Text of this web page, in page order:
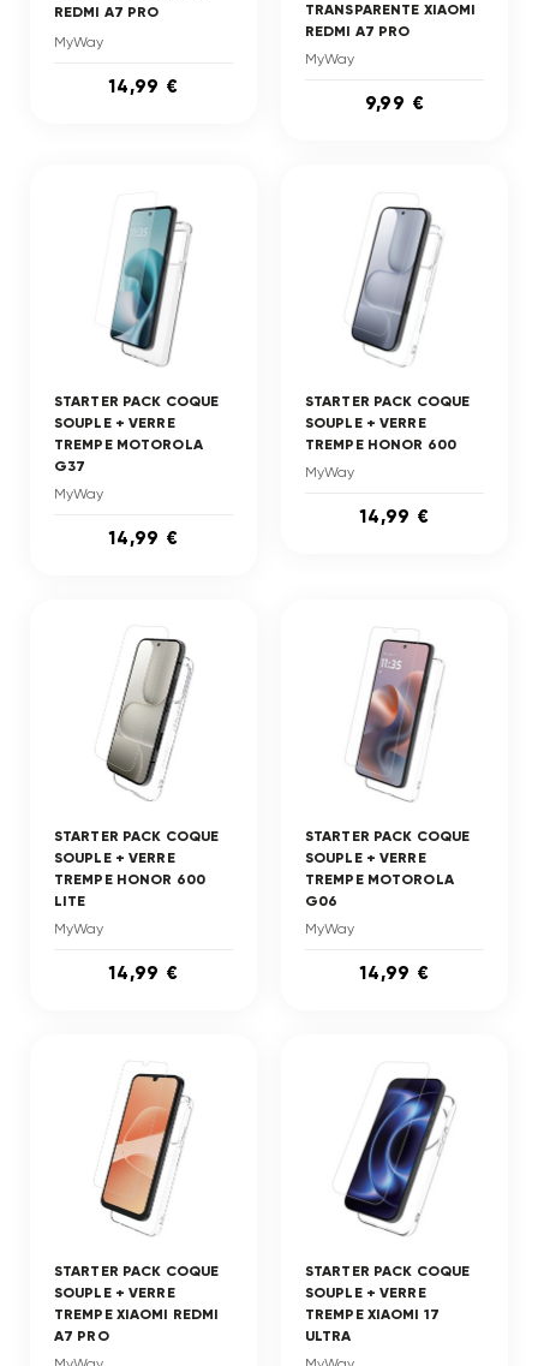
REDMI A7 PRO
MyWay
14,99 €
TRANSPARENTE XIAOMI
REDMI A7 PRO
MyWay
9,99 €
STARTER PACK COQUE
SOUPLE + VERRE
TREMPE MOTOROLA
G37
MyWay
14,99 €
STARTER PACK COQUE
SOUPLE + VERRE
TREMPE HONOR 600
MyWay
14,99 €
STARTER PACK COQUE
SOUPLE + VERRE
TREMPE HONOR 600
LITE
MyWay
14,99 €
STARTER PACK COQUE
SOUPLE + VERRE
TREMPE MOTOROLA
G06
MyWay
14,99 €
STARTER PACK COQUE
SOUPLE + VERRE
TREMPE XIAOMI REDMI
A7 PRO
STARTER PACK COQUE
SOUPLE + VERRE
TREMPE XIAOMI 17
ULTRA